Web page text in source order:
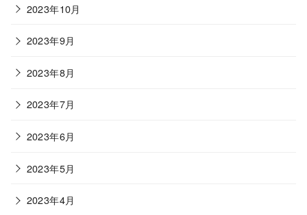
2023年10月
2023年9月
2023年8月
2023年7月
2023年6月
2023年5月
2023年4月